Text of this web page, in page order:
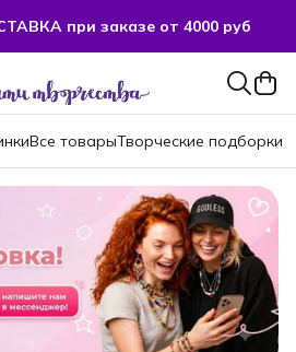
при заказе от 4000 руб
при заказе от 4000 руб
Все товарыТворческие подборки